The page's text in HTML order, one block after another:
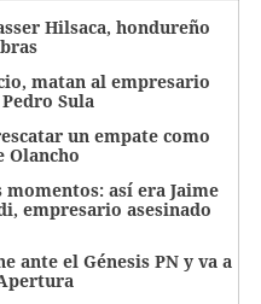
Hilsaca, hondureño
matan al empresario
Sula
un empate como
Olancho
así era Jaime
empresario asesinado
ante el Génesis PN y va a